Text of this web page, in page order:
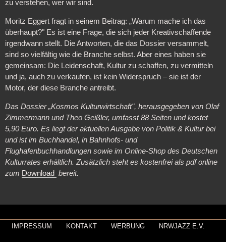
zu verstehen, wer wir sind.
Moritz Eggert fragt in seinem Beitrag: „Warum mache ich das
überhaupt?" Es ist eine Frage, die sich jeder Kreativschaffende
irgendwann stellt. Die Antworten, die das Dossier versammelt,
sind so vielfältig wie die Branche selbst. Aber eines haben sie
gemeinsam: Die Leidenschaft, Kultur zu schaffen, zu vermitteln
und ja, auch zu verkaufen, ist kein Widerspruch – sie ist der
Motor, der diese Branche antreibt.
Das Dossier „Kosmos Kulturwirtschaft", herausgegeben von Olaf
Zimmermann und Theo Geißler, umfasst 88 Seiten und kostet
5,90 Euro. Es liegt der aktuellen Ausgabe von Politik & Kultur bei
und ist im Buchhandel, in Bahnhofs- und
Flughafenbuchhandlungen sowie im Online-Shop des Deutschen
Kulturrates erhältlich. Zusätzlich steht es kostenfrei als pdf online
zum Download bereit.
IMPRESSUM KONTAKT WERBUNG NRWJAZZ E.V.